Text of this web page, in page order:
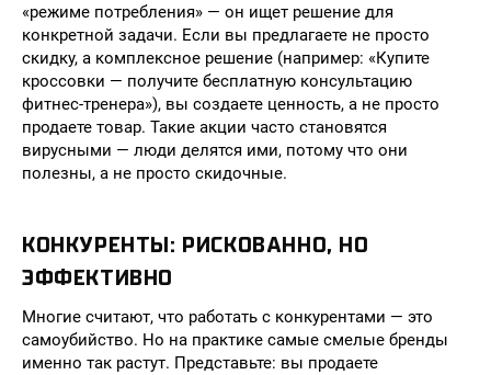
«режиме потребления» — он ищет решение для
конкретной задачи. Если вы предлагаете не просто
скидку, а комплексное решение (например: «Купите
кроссовки — получите бесплатную консультацию
фитнес-тренера»), вы создаете ценность, а не просто
продаете товар. Такие акции часто становятся
вирусными — люди делятся ими, потому что они
полезны, а не просто скидочные.
КОНКУРЕНТЫ: РИСКОВАННО, НО
ЭФФЕКТИВНО
Многие считают, что работать с конкурентами — это
самоубийство. Но на практике самые смелые бренды
именно так растут. Представьте: вы продаете